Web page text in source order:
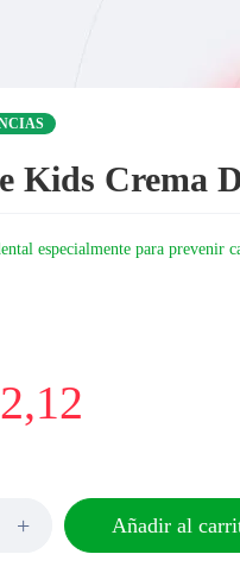
Kids Crema
especialmente para prevenir
2,12
Añadir al